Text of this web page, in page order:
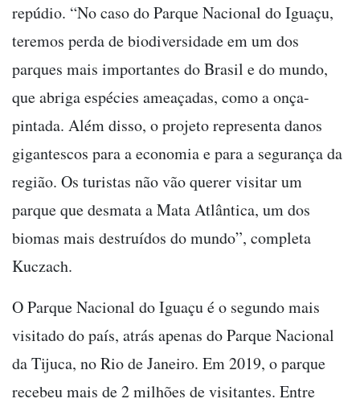
repúdio. “No caso do Parque Nacional do Iguaçu,
teremos perda de biodiversidade em um dos
parques mais importantes do Brasil e do mundo,
que abriga espécies ameaçadas, como a onça-
pintada. Além disso, o projeto representa danos
gigantescos para a economia e para a segurança da
região. Os turistas não vão querer visitar um
parque que desmata a Mata Atlântica, um dos
biomas mais destruídos do mundo”, completa
Kuczach.
O Parque Nacional do Iguaçu é o segundo mais
visitado do país, atrás apenas do Parque Nacional
da Tijuca, no Rio de Janeiro. Em 2019, o parque
recebeu mais de 2 milhões de visitantes. Entre